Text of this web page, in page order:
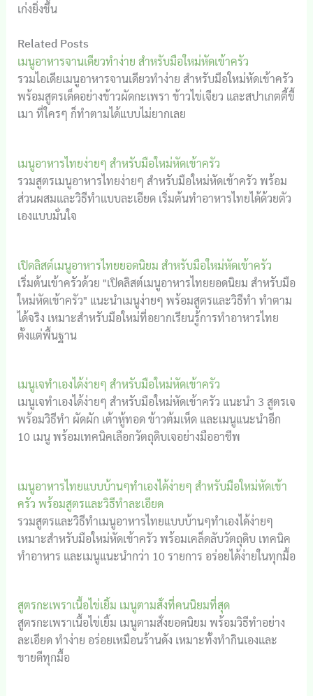
เก่งยิ่งขึ้น
Related Posts
เมนูอาหารจานเดียวทำง่าย สำหรับมือใหม่หัดเข้าครัว
รวมไอเดียเมนูอาหารจานเดียวทำง่าย สำหรับมือใหม่หัดเข้าครัว
พร้อมสูตรเด็ดอย่างข้าวผัดกะเพรา ข้าวไข่เจียว และสปาเกตตี้ขี้
เมา ที่ใครๆ ก็ทำตามได้แบบไม่ยากเลย
เมนูอาหารไทยง่ายๆ สำหรับมือใหม่หัดเข้าครัว
รวมสูตรเมนูอาหารไทยง่ายๆ สำหรับมือใหม่หัดเข้าครัว พร้อม
ส่วนผสมและวิธีทำแบบละเอียด เริ่มต้นทำอาหารไทยได้ด้วยตัว
เองแบบมั่นใจ
เปิดลิสต์เมนูอาหารไทยยอดนิยม สำหรับมือใหม่หัดเข้าครัว
เริ่มต้นเข้าครัวด้วย "เปิดลิสต์เมนูอาหารไทยยอดนิยม สำหรับมือ
ใหม่หัดเข้าครัว" แนะนำเมนูง่ายๆ พร้อมสูตรและวิธีทำ ทำตาม
ได้จริง เหมาะสำหรับมือใหม่ที่อยากเรียนรู้การทำอาหารไทย
ตั้งแต่พื้นฐาน
เมนูเจทำเองได้ง่ายๆ สำหรับมือใหม่หัดเข้าครัว
เมนูเจทำเองได้ง่ายๆ สำหรับมือใหม่หัดเข้าครัว แนะนำ 3 สูตรเจ
พร้อมวิธีทำ ผัดผัก เต้าหู้ทอด ข้าวต้มเห็ด และเมนูแนะนำอีก
10 เมนู พร้อมเทคนิคเลือกวัตถุดิบเจอย่างมืออาชีพ
เมนูอาหารไทยแบบบ้านๆทำเองได้ง่ายๆ สำหรับมือใหม่หัดเข้า
ครัว พร้อมสูตรและวิธีทำละเอียด
รวมสูตรและวิธีทำเมนูอาหารไทยแบบบ้านๆทำเองได้ง่ายๆ
เหมาะสำหรับมือใหม่หัดเข้าครัว พร้อมเคล็ดลับวัตถุดิบ เทคนิค
ทำอาหาร และเมนูแนะนำกว่า 10 รายการ อร่อยได้ง่ายในทุกมื้อ
สูตรกะเพราเนื้อไข่เยิ้ม เมนูตามสั่งที่คนนิยมที่สุด
สูตรกะเพราเนื้อไข่เยิ้ม เมนูตามสั่งยอดนิยม พร้อมวิธีทำอย่าง
ละเอียด ทำง่าย อร่อยเหมือนร้านดัง เหมาะทั้งทำกินเองและ
ขายดีทุกมื้อ